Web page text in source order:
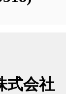
式会社